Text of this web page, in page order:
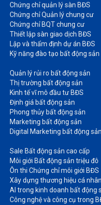
Chứng chỉ quản lý sàn BĐS
Chứng chỉ Quản lý chung cư​
Chứng chỉ BQT chung cư​
Thiết lập sàn giao dịch BĐS​
Lập và thẩm định dự án BĐS​
Kỹ năng đào tạo bất động sản​
Quản lý rủi ro bất động sản​
Thị trường bất động sản​
Kinh tế vĩ mô đầu tư BĐS​
Định giá bất động sản​
Phong thủy bất động sản​
Marketing bất động sản​
Digital Marketing bất động sản​
Sale Bất động sản cao cấp​
Môi giới Bất động sản triệu đô​
Ôn thi Chứng chỉ môi giới BĐS​
Xây dựng thương hiệu cá nhân​
AI trong kinh doanh bất động
Công nghệ và công cụ trong